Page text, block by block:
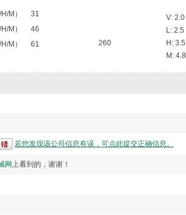
M） 31
260
V: 2.0
L: 2.5
H: 3.5
M: 4.8
M）
46
M）
61
若您发现该公司信息有误，可点此提交正确信息。
网上看到的，谢谢！